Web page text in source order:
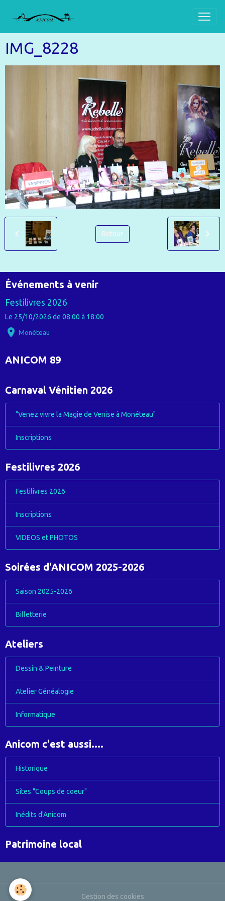
IMG_8228
Retour
Événements à venir
Festilivres 2026
Le 25/10/2026 de 08:00 à 18:00
Monéteau
ANICOM 89
Carnaval Vénitien 2026
"Venez vivre la Magie de Venise à Monéteau"
Inscriptions
Festilivres 2026
Festilivres 2026
Inscriptions
VIDEOS et PHOTOS
Soirées d'ANICOM 2025-2026
Saison 2025-2026
Billetterie
Ateliers
Dessin & Peinture
Atelier Généalogie
Informatique
Anicom c'est aussi....
Historique
Sites "Coups de coeur"
Inédits d'Anicom
Patrimoine local
Gestion des cookies